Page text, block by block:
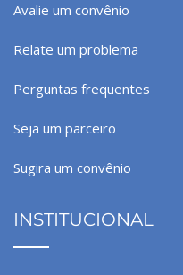
Avalie um convênio
Relate um problema
Perguntas frequentes
Seja um parceiro
Sugira um convênio
INSTITUCIONAL